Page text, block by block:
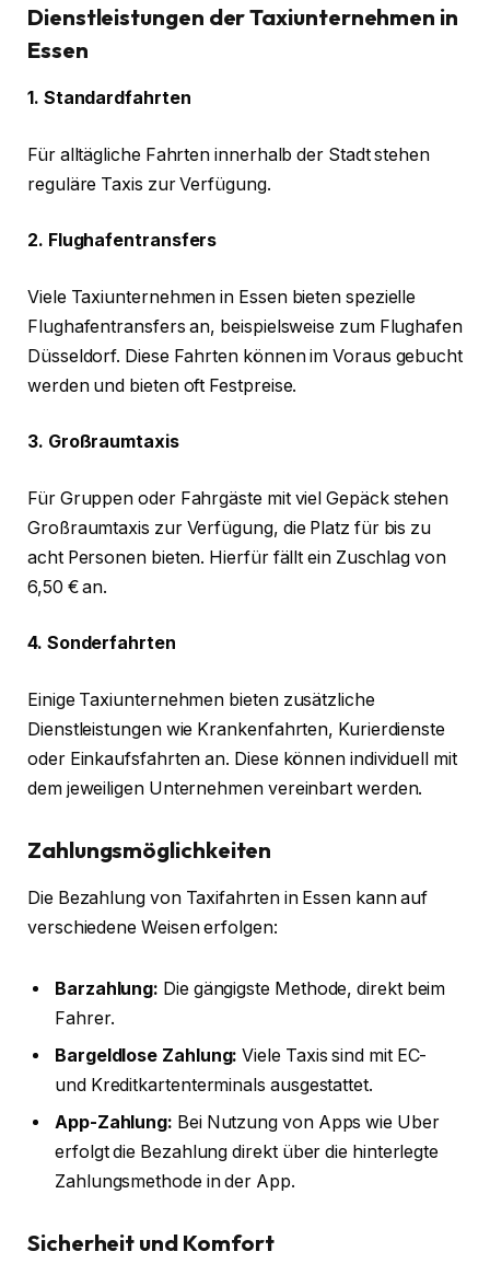
Dienstleistungen der Taxiunternehmen in
Essen
1. Standardfahrten
Für alltägliche Fahrten innerhalb der Stadt stehen
reguläre Taxis zur Verfügung.
2. Flughafentransfers
Viele Taxiunternehmen in Essen bieten spezielle
Flughafentransfers an, beispielsweise zum Flughafen
Düsseldorf. Diese Fahrten können im Voraus gebucht
werden und bieten oft Festpreise.
3. Großraumtaxis
Für Gruppen oder Fahrgäste mit viel Gepäck stehen
Großraumtaxis zur Verfügung, die Platz für bis zu
acht Personen bieten. Hierfür fällt ein Zuschlag von
6,50 € an.
4. Sonderfahrten
Einige Taxiunternehmen bieten zusätzliche
Dienstleistungen wie Krankenfahrten, Kurierdienste
oder Einkaufsfahrten an. Diese können individuell mit
dem jeweiligen Unternehmen vereinbart werden.
Zahlungsmöglichkeiten
Die Bezahlung von Taxifahrten in Essen kann auf
verschiedene Weisen erfolgen:
Barzahlung: Die gängigste Methode, direkt beim
Fahrer.
Bargeldlose Zahlung: Viele Taxis sind mit EC-
und Kreditkartenterminals ausgestattet.
App-Zahlung: Bei Nutzung von Apps wie Uber
erfolgt die Bezahlung direkt über die hinterlegte
Zahlungsmethode in der App.
Sicherheit und Komfort